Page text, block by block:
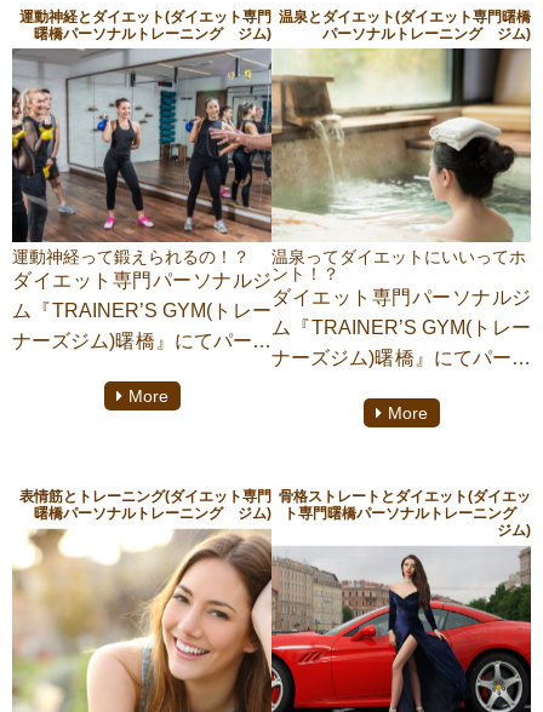
とがあると思います。何事に
も当てはまりそうですが、筋
トレに関してはどうでしょう
か。細胞レベルから習慣化す
るまでのやり方までを詳しく
お話いたします。ぜひ、最後
までお付き合い下さい。一人
でも多くの方にこの記事がお
役に立つことを願っておりま
す。
弁当の白米などから食べてい
ませんか。それって実は太り
やすい食事方法なんです。今
回は食べる順番で脂肪が付き
にくくできる事について、詳
しくお話いたします。ぜひ、
最後までお付き合い下さい。
一人でも多くの方にこの記事
がお役に立つことを願ってお
ります。
運動神経とダイエット(ダイエット専門
曙橋パーソナルトレーニング ジム)
運動神経って鍛えられるの！？
ダイエット専門パーソナルジ
ム『TRAINER’S GYM(トレー
ナーズジム)曙橋』にてパーソ
ます【助政桂多】がご紹介い
遺伝的なものって思っていま
せんか。実は、人の神経の中
に運動神経なんて物は存在し
ません。そんな運動神経につ
いて、詳しくお話いたしま
す。ぜひ、最後までお付き合
い下さい。一人でも多くの方
にこの記事がお役に立つこと
More
温泉とダイエット(ダイエット専門曙橋
パーソナルトレーニング ジム)
温泉ってダイエットにいいってホ
ント！？
ダイエット専門パーソナルジ
ム『TRAINER’S GYM(トレー
ナーズジム)曙橋』にてパーソ
ます【助政桂多】がご紹介い
とはありませんか。パーソナ
ルトレーナーの私だってそう
思う事はあります。原理原則
はトレーニングや食事、休養
の３つをすべてコントロール
してダイエットすることが必
須ですが、一時的に基礎代謝
More
表情筋とトレーニング(ダイエット専門
曙橋パーソナルトレーニング ジム)
骨格ストレートとダイエット(ダイエッ
ト専門曙橋パーソナルトレーニング
ジム)